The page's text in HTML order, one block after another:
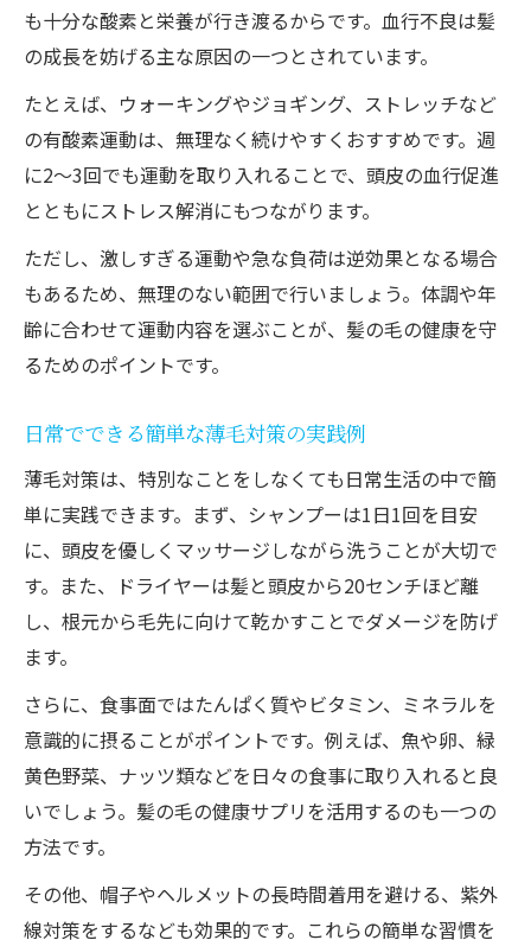
も十分な酸素と栄養が行き渡るからです。血行不良は髪
の成長を妨げる主な原因の一つとされています。
たとえば、ウォーキングやジョギング、ストレッチなど
の有酸素運動は、無理なく続けやすくおすすめです。週
に2〜3回でも運動を取り入れることで、頭皮の血行促進
とともにストレス解消にもつながります。
ただし、激しすぎる運動や急な負荷は逆効果となる場合
もあるため、無理のない範囲で行いましょう。体調や年
齢に合わせて運動内容を選ぶことが、髪の毛の健康を守
るためのポイントです。
日常でできる簡単な薄毛対策の実践例
薄毛対策は、特別なことをしなくても日常生活の中で簡
単に実践できます。まず、シャンプーは1日1回を目安
に、頭皮を優しくマッサージしながら洗うことが大切で
す。また、ドライヤーは髪と頭皮から20センチほど離
し、根元から毛先に向けて乾かすことでダメージを防げ
ます。
さらに、食事面ではたんぱく質やビタミン、ミネラルを
意識的に摂ることがポイントです。例えば、魚や卵、緑
黄色野菜、ナッツ類などを日々の食事に取り入れると良
いでしょう。髪の毛の健康サプリを活用するのも一つの
方法です。
その他、帽子やヘルメットの長時間着用を避ける、紫外
線対策をするなども効果的です。これらの簡単な習慣を